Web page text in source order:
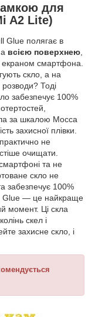
для
A2 Lite)
Glue полягає в
всією поверхнею,
екраном смартфона.
скло, а на
Тоді
забезпечує 100%
за шкалою Мосса
захисної плівки.
не
очищати.
та не
скло не
забезпечує 100%
Glue — це найкраще
момент. Ці скла
скел і
захисне скло, і